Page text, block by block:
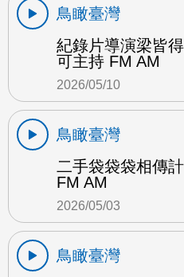
鳥瞰臺灣
紀錄片導演梁皆
可主持 FM AM
2026/05/10
鳥瞰臺灣
二手袋袋袋相傳
FM AM
2026/05/03
鳥瞰臺灣